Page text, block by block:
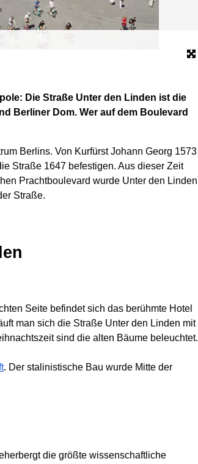
Die Straße Unter den Linden ist die
Berliner Dom. Wer auf dem Boulevard
Berlins. Von Kurfürst Johann Georg 1573
Straße 1647 befestigen. Aus dieser Zeit
Prachtboulevard wurde Unter den Linden
Straße.
Seite befindet sich das berühmte Hotel
man sich die Straße Unter den Linden mit
sind die alten Bäume beleuchtet.
. Der stalinistische Bau wurde Mitte der
die größte wissenschaftliche